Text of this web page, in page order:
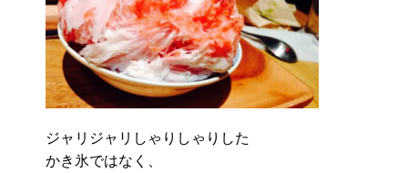
ジャリジャリしゃりしゃりした
かき氷ではなく、